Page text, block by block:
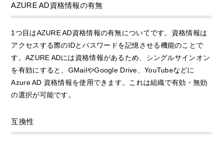
AZURE AD資格情報の有無
1つ目はAZURE AD資格情報の有無についてです。資格情報は
アクセスする際のIDとパスワードを記憶させる機能のことで
す。AZURE ADには資格情報があるため、シングルサインオン
を有効にすると、GMailやGoogle Drive、YouTubeなどに
Azure AD 資格情報を使用できます。これは組織で有効・無効
の選択が可能です。
互換性